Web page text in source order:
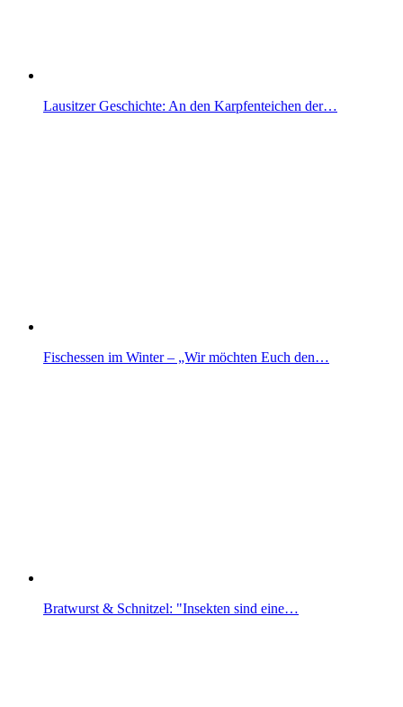
Lausitzer Geschichte: An den Karpfenteichen der…
Fischessen im Winter – „Wir möchten Euch den…
Bratwurst & Schnitzel: "Insekten sind eine…